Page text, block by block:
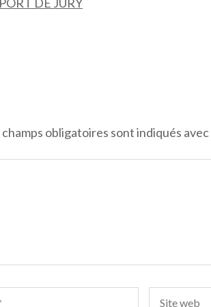
champs obligatoires sont indiqués avec